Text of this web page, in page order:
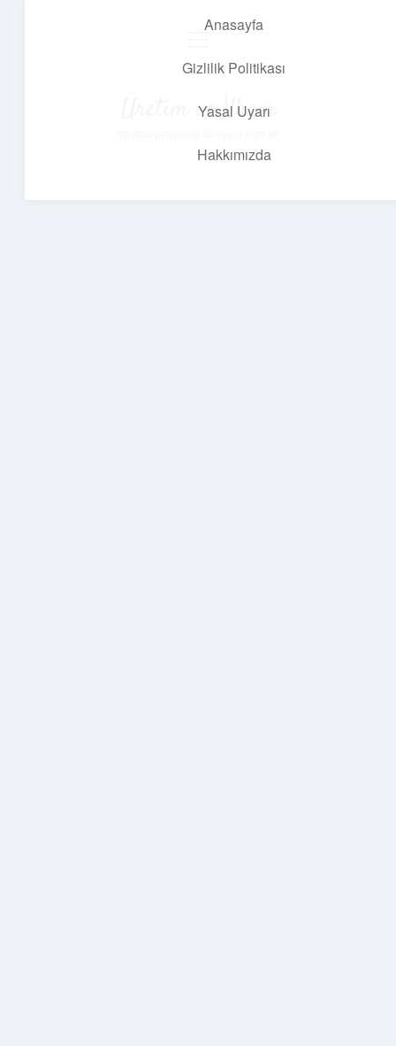
Anasayfa
Gizlilik Politikası
Yasal Uyarı
Hakkımızda
Üretim ve İlham